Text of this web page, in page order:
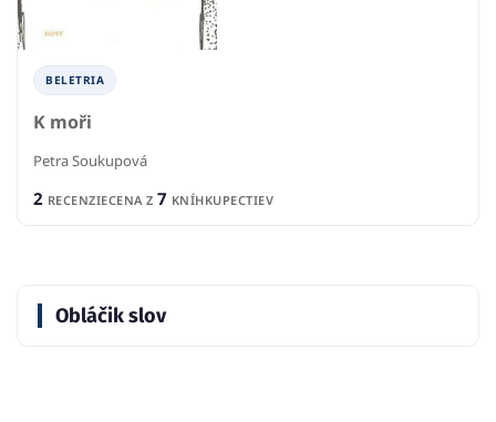
BELETRIA
K moři
Petra Soukupová
2 RECENZIECENA Z 7 KNÍHKUPECTIEV
Obláčik slov